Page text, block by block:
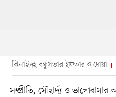
ঝিনাইদহ বন্ধুসভার ইফতার ও দোয়া
সম্প্রীতি, সৌহার্দ্য ও